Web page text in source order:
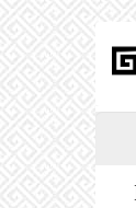
Перейти
основному
содержанию